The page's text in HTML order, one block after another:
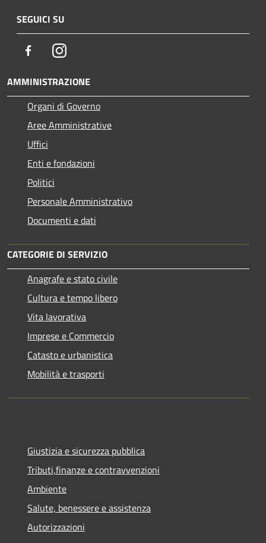
SEGUICI SU
FacebookInstagram
AMMINISTRAZIONE
Organi di Governo
Aree Amministrative
Uffici
Enti e fondazioni
Politici
Personale Amministrativo
Documenti e dati
CATEGORIE DI SERVIZIO
Anagrafe e stato civile
Cultura e tempo libero
Vita lavorativa
Imprese e Commercio
Catasto e urbanistica
Mobilità e trasporti
Giustizia e sicurezza pubblica
Tributi,finanze e contravvenzioni
Ambiente
Salute, benessere e assistenza
Autorizzazioni